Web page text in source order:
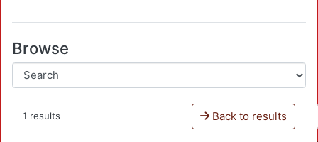
Browse
1 results Back to results